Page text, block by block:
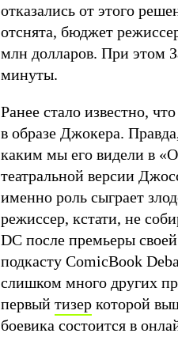
отказались от этого
отснята, бюджет
млн долларов. При этом
минуты.
Ранее стало известно,
в образе Джокера.
каким мы его видели в
театральной версии
именно роль сыграет
режиссер, кстати, не
DC после премьеры
подкасту ComicBook
слишком много других
первый тизер которой
боевика состоится в